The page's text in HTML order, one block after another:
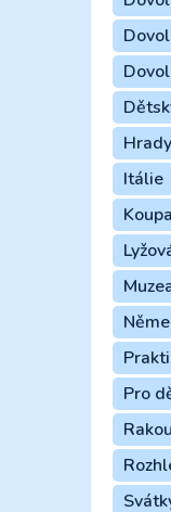
Hrady
Itálie
Pro